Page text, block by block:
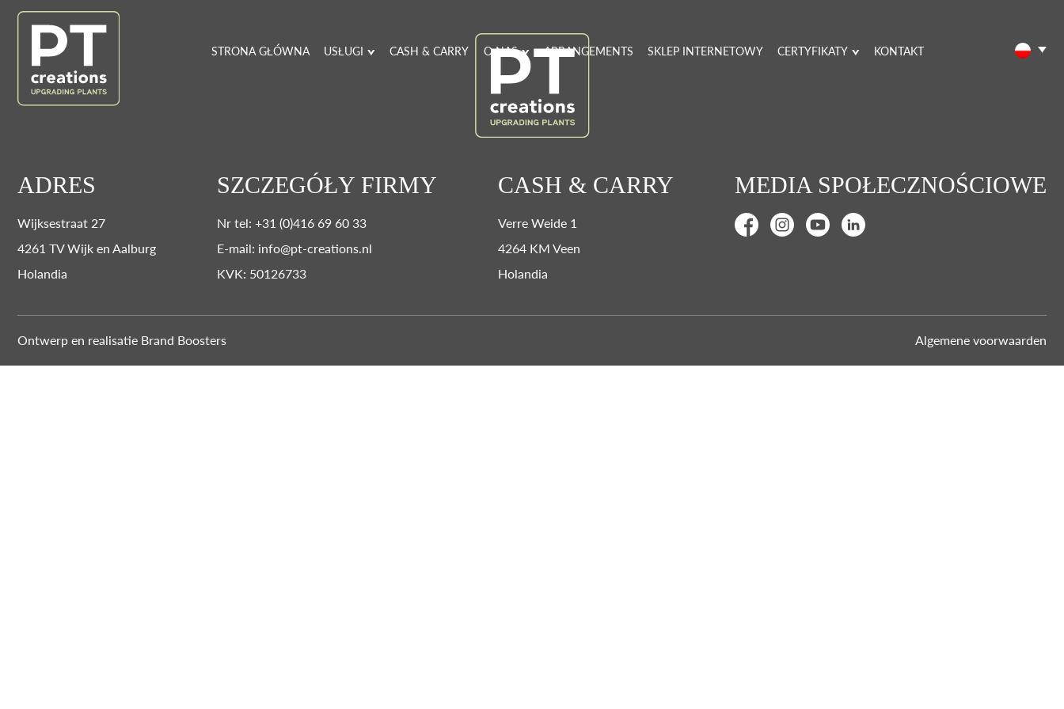
STRONA GŁÓWNA USŁUGI CASH & CARRY O NAS ARRANGEMENTS SKLEP INTERNETOWY CERTYFIKATY KONTAKT
ADRES
Wijksestraat 27
4261 TV Wijk en Aalburg
Holandia
SZCZEGÓŁY FIRMY
Nr tel: +31 (0)416 69 60 33
E-mail: info@pt-creations.nl
KVK: 50126733
CASH & CARRY
Verre Weide 1
4264 KM Veen
Holandia
MEDIA SPOŁECZNOŚCIOWE
Ontwerp en realisatie Brand Boosters Algemene voorwaarden